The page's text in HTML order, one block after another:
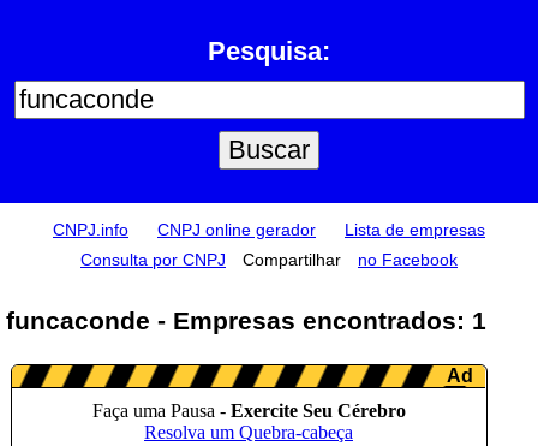
Pesquisa:
CNPJ.info CNPJ online gerador
Lista de empresas
Consulta por CNPJ
Compartilhar no Facebook
funcaconde - Empresas encontrados: 1